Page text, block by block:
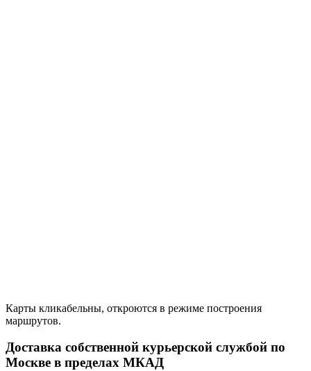
Карты кликабельны, откроются в режиме построения
маршрутов.
Доставка собственной курьерской службой по
Москве в пределах МКАД